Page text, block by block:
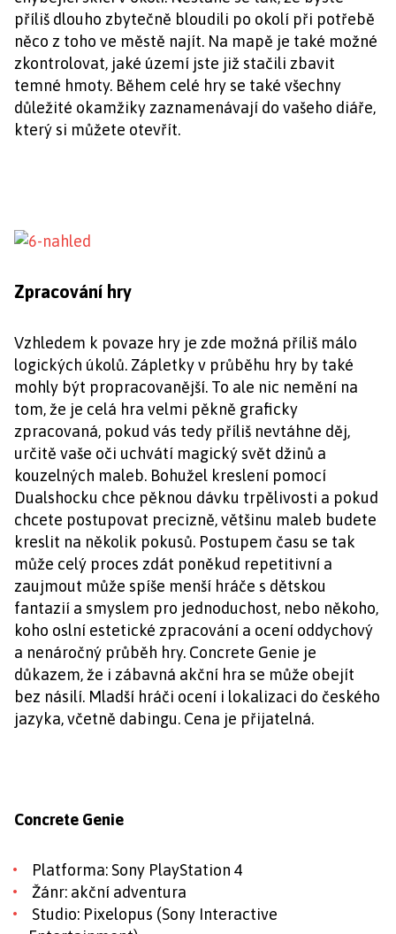
příliš dlouho zbytečně bloudili po okolí při potřebě
něco z toho ve městě najít. Na mapě je také možné
zkontrolovat, jaké území jste již stačili zbavit
temné hmoty. Během celé hry se také všechny
důležité okamžiky zaznamenávají do vašeho diáře,
který si můžete otevřít.
Zpracování hry
Vzhledem k povaze hry je zde možná příliš málo
logických úkolů. Zápletky v průběhu hry by také
mohly být propracovanější. To ale nic nemění na
tom, že je celá hra velmi pěkně graficky
zpracovaná, pokud vás tedy příliš nevtáhne děj,
určitě vaše oči uchvátí magický svět džinů a
kouzelných maleb. Bohužel kreslení pomocí
Dualshocku chce pěknou dávku trpělivosti a pokud
chcete postupovat precizně, většinu maleb budete
kreslit na několik pokusů. Postupem času se tak
může celý proces zdát poněkud repetitivní a
zaujmout může spíše menší hráče s dětskou
fantazií a smyslem pro jednoduchost, nebo někoho,
koho oslní estetické zpracování a ocení oddychový
a nenáročný průběh hry. Concrete Genie je
důkazem, že i zábavná akční hra se může obejít
bez násilí. Mladší hráči ocení i lokalizaci do českého
jazyka, včetně dabingu. Cena je přijatelná.
Concrete Genie
Platforma: Sony PlayStation 4
Žánr: akční adventura
Studio: Pixelopus (Sony Interactive